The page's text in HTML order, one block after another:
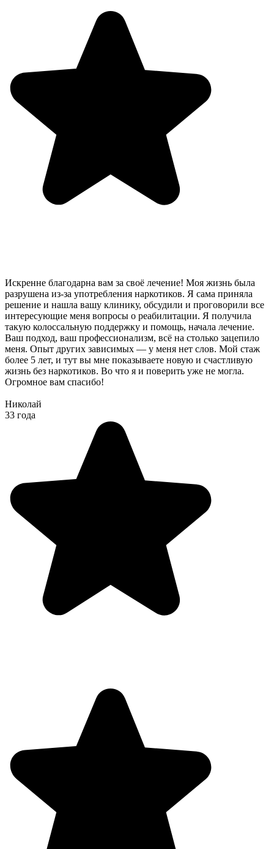
Искренне благодарна вам за своё лечение! Моя жизнь была
разрушена из-за употребления наркотиков. Я сама приняла
решение и нашла вашу клинику, обсудили и проговорили все
интересующие меня вопросы о реабилитации. Я получила
такую колоссальную поддержку и помощь, начала лечение.
Ваш подход, ваш профессионализм, всё на столько зацепило
меня. Опыт других зависимых — у меня нет слов. Мой стаж
более 5 лет, и тут вы мне показываете новую и счастливую
жизнь без наркотиков. Во что я и поверить уже не могла.
Огромное вам спасибо!
Николай
33 года